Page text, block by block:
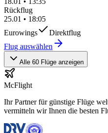
Rückflug
25.01 • 18:05
Eurowings
Direktflug
Flug auswählen
Alle 60 Flüge anzeigen
McFlight
Ihr Partner für günstige Flüge
vermitteln wir Ihnen die besten